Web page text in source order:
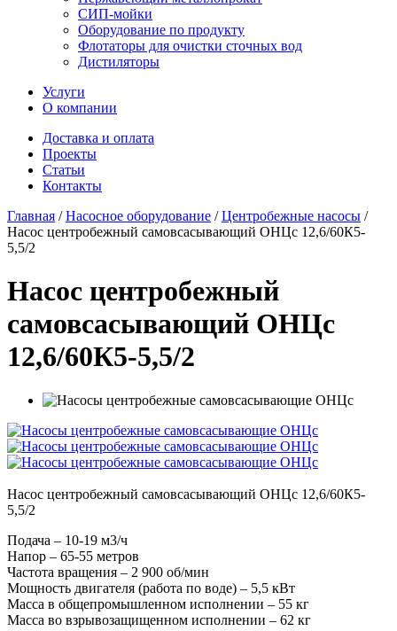
СИП-мойки
Оборудование по продукту
Флотаторы для очистки сточных вод
Дистиляторы
Услуги
О компании
Доставка и оплата
Проекты
Статьи
Контакты
Главная /Насосное оборудование /Центробежные насосы /
Насос центробежный самовсасывающий ОНЦс 12,6/60К5-
5,5/2
Насос центробежный
самовсасывающий ОНЦс
12,6/60К5-5,5/2
Насос центробежный самовсасывающий ОНЦс 12,6/60К5-
5,5/2
Подача – 10-19 м3/ч
Напор – 65-55 метров
Частота вращения – 2 900 об/мин
Мощность двигателя (работа по воде) – 5,5 кВт
Масса в общепромышленном исполнении – 55 кг
Масса во взрывозащищенном исполнении – 62 кг